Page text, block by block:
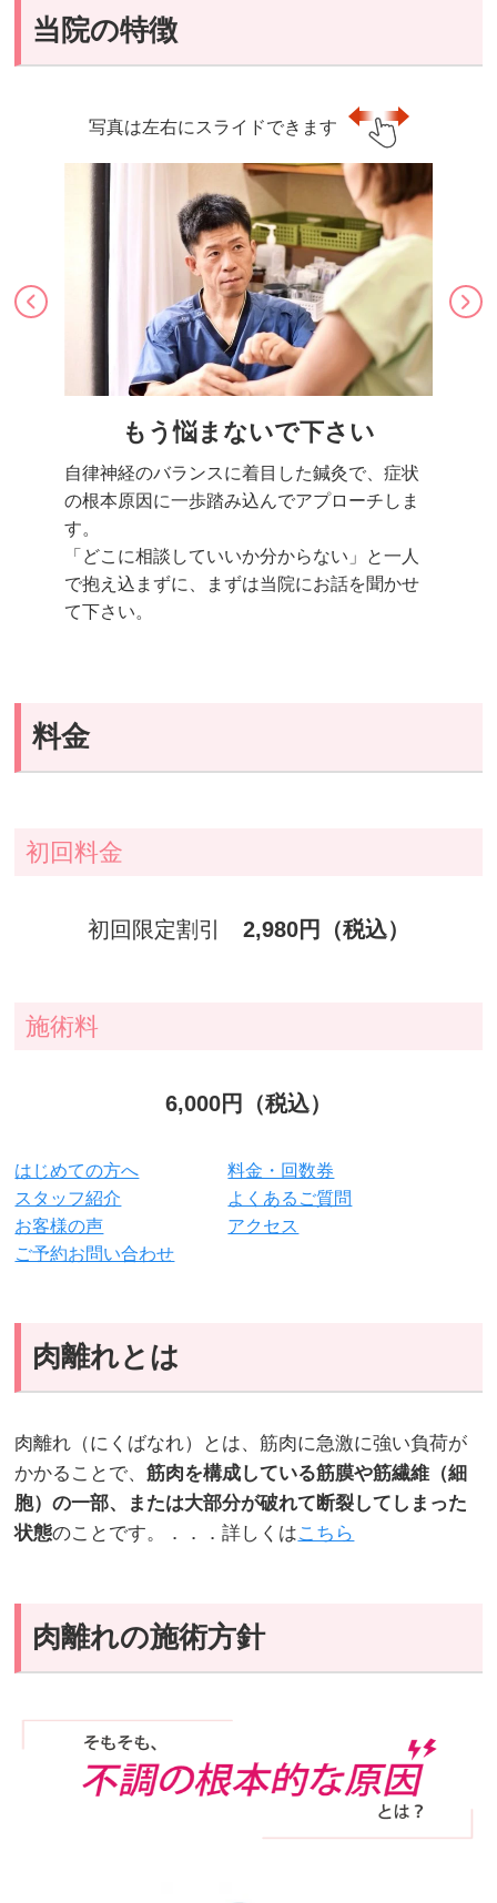
当院の特徴
写真は左右にスライドできます
もう悩まないで下さい
自律神経のバランスに着目した鍼灸で、症状
の根本原因に一歩踏み込んでアプローチしま
す。
「どこに相談していいか分からない」と一人
で抱え込まずに、まずは当院にお話を聞かせ
て下さい。
料金
初回料金
初回限定割引 2,980円（税込）
施術料
6,000円（税込）
はじめての方へ
料金・回数券
スタッフ紹介
よくあるご質問
お客様の声
アクセス
ご予約お問い合わせ
肉離れとは
肉離れ（にくばなれ）とは、筋肉に急激に強い負荷が
かかることで、筋肉を構成している筋膜や筋繊維（細
胞）の一部、または大部分が破れて断裂してしまった
状態のことです。．．．詳しくはこちら
肉離れの施術方針